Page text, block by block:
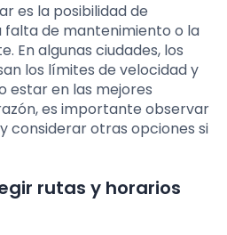
es la posibilidad de
falta de mantenimiento o la
En algunas ciudades, los
los límites de velocidad y
estar en las mejores
es importante observar
considerar otras opciones si
rutas y horarios